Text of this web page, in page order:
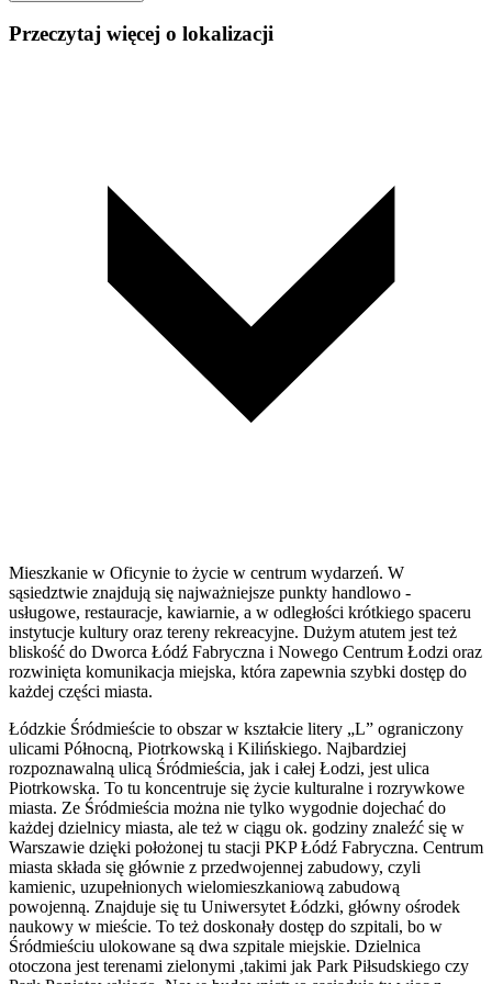
Przeczytaj więcej o lokalizacji
Mieszkanie w Oficynie to życie w centrum wydarzeń. W
sąsiedztwie znajdują się najważniejsze punkty handlowo -
usługowe, restauracje, kawiarnie, a w odległości krótkiego spaceru
instytucje kultury oraz tereny rekreacyjne. Dużym atutem jest też
bliskość do Dworca Łódź Fabryczna i Nowego Centrum Łodzi oraz
rozwinięta komunikacja miejska, która zapewnia szybki dostęp do
każdej części miasta.
Łódzkie Śródmieście to obszar w kształcie litery „L” ograniczony
ulicami Północną, Piotrkowską i Kilińskiego. Najbardziej
rozpoznawalną ulicą Śródmieścia, jak i całej Łodzi, jest ulica
Piotrkowska. To tu koncentruje się życie kulturalne i rozrywkowe
miasta. Ze Śródmieścia można nie tylko wygodnie dojechać do
każdej dzielnicy miasta, ale też w ciągu ok. godziny znaleźć się w
Warszawie dzięki położonej tu stacji PKP Łódź Fabryczna. Centrum
miasta składa się głównie z przedwojennej zabudowy, czyli
kamienic, uzupełnionych wielomieszkaniową zabudową
powojenną. Znajduje się tu Uniwersytet Łódzki, główny ośrodek
naukowy w mieście. To też doskonały dostęp do szpitali, bo w
Śródmieściu ulokowane są dwa szpitale miejskie. Dzielnica
otoczona jest terenami zielonymi ,takimi jak Park Piłsudskiego czy